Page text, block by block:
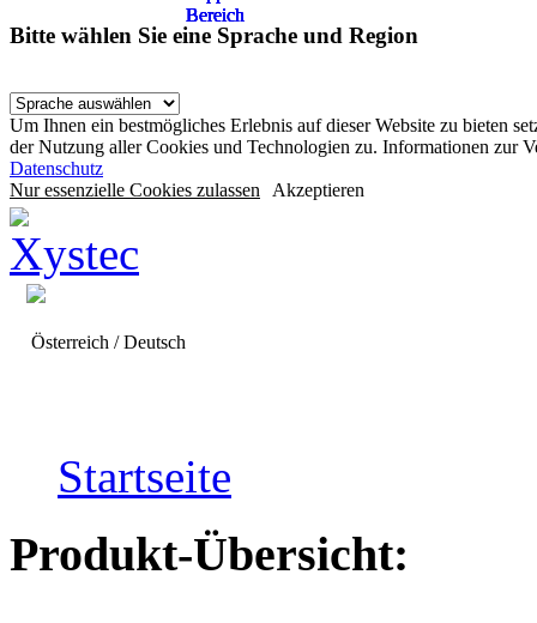
Bitte wählen Sie eine Sprache und Region
Um Ihnen ein bestmögliches Erlebnis auf dieser Website zu bieten
der Nutzung aller Cookies und Technologien zu. Informationen zur
Datenschutz
Nur essenzielle Cookies zulassen Akzeptieren
Österreich / Deutsch
Startseite
Produkt-Übersicht:
Bereich
Bereich
Bereich
Bereich
Bereich